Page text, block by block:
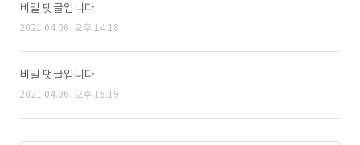
비밀 댓글입니다.
2021.04.06. 오후 14:18
비밀 댓글입니다.
2021.04.06. 오후 15:19